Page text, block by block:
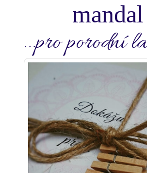
mandal
...pro porodní